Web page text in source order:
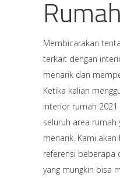
Membicarakan
terkait dengan
menarik dan
Ketika kalian
interior rumah
seluruh area rumah
menarik. Kami
referensi beberapa
yang mungkin bisa